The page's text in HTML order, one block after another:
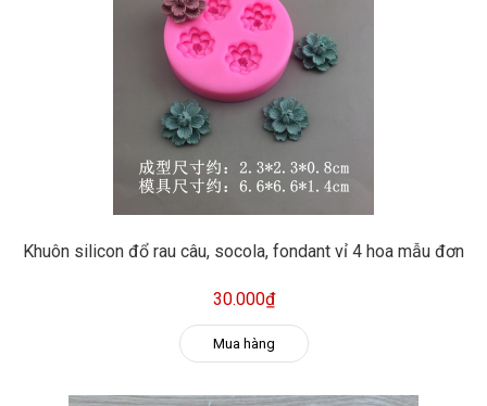
Khuôn silicon đổ rau câu, socola, fondant vỉ 4 hoa mẫu đơn
30.000₫
Mua hàng